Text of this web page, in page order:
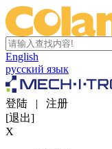
English
русский язык
登陆 | 注册
[退出]
X